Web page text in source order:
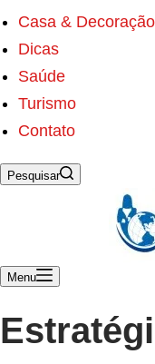
Casa & Decoração
Dicas
Saúde
Turismo
Contato
Pesquisar
Menu